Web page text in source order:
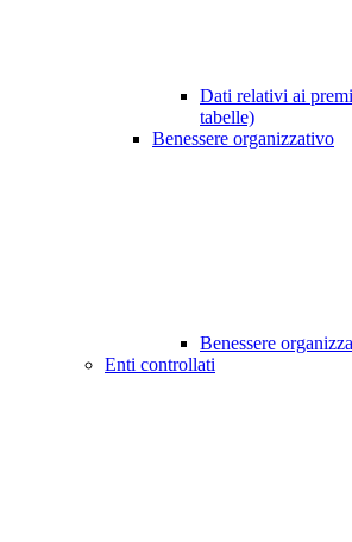
Dati relativi ai
tabelle)
Benessere organizzativo
Benessere
Enti controllati